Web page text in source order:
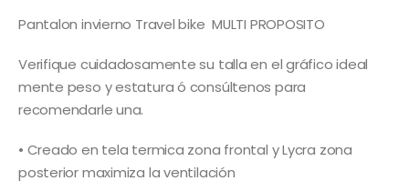
precios:
$25,000
hasta
Pantalon invierno Travel bike MULTI PROPOSITO
Verifique cuidadosamente su talla en el gráfico ideal
mente peso y estatura ó consúltenos para
recomendarle una.
• Creado en tela termica zona frontal y Lycra zona
posterior maximiza la ventilación